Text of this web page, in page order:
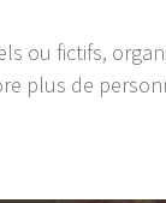
ou fictifs,
plus de